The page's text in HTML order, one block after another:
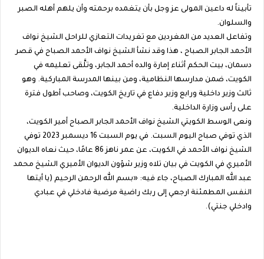
تأبيناً له داعين المولى عز وجل بأن يتغمده برحمته وأن يلهم أهله الصبر
والسلوان.
وتفاعل العديد من المغردين مع تغريدات التعازي للراحل الشيخ نواف
الأحمد الجابر الصباح ، هذا وقد نشأ الشيخ نواف الأحمد الصباح في قصر
دسمان، بيت الحكم أثناء إمارة والده أحمد الجابر، وتلَّقى تعليمه في
الكويت، ضمن مدارسها النظامية، ومن بينها المدرسة المباركية. وهو
ثالث وزير داخلية ورابع وزير دفاع في تاريخ الكويت، وصاحب أطول فترة
على رأس وزارة الداخلية.
ونعى الوسط الكويتي الشيخ نواف الأحمد الجابر الصباح أمير الكويت،
الذي توفي صباح اليوم السبت. في يوم السبت 16 ديسمبر 2023 توفي
الشيخ نواف الأحمد في الكويت، عن عمر ناهز 86 عامًا، حيث نعاه الديوان
الأميري في الكويت في بيان تلاه وزير شؤون الديوان الأميري الشيخ محمد
عبد الله المبارك الصباح، جاء فيه: «بسم الله الرحمن الرحيم (يا أيتها
النفس المطمئنة ارجعي إلى ربك راضية مرضية فادخلي في عبادي
وادخلي جنتي).